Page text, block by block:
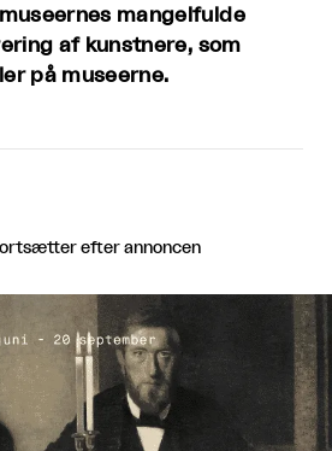
mangelfulde
af kunstnere, som
på museerne.
efter annoncen